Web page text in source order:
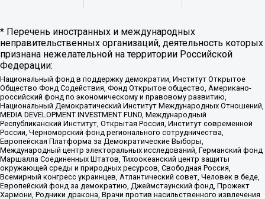
* Перечень иностранных и международных
неправительственных организаций, деятельность которых
признана нежелательной на территории Российской
Федерации:
Национальный фонд в поддержку демократии, Институт Открытое
Общество Фонд Содействия, Фонд Открытое общество, Американо-
российский фонд по экономическому и правовому развитию,
Национальный Демократический Институт Международных Отношений,
MEDIA DEVELOPMENT INVESTMENT FUND, Международный
Республиканский Институт, Открытая Россия, Институт современной
России, Черноморский фонд регионального сотрудничества,
Европейская Платформа за Демократические Выборы,
Международный центр электоральных исследований, Германский фонд
Маршалла Соединенных Штатов, Тихоокеанский центр защиты
окружающей среды и природных ресурсов, Свободная Россия,
Всемирный конгресс украинцев, Атлантический совет, Человек в беде,
Европейский фонд за демократию, Джеймстаунский фонд, Прожект
Хармони, Родники дракона, Врачи против насильственного извлечения